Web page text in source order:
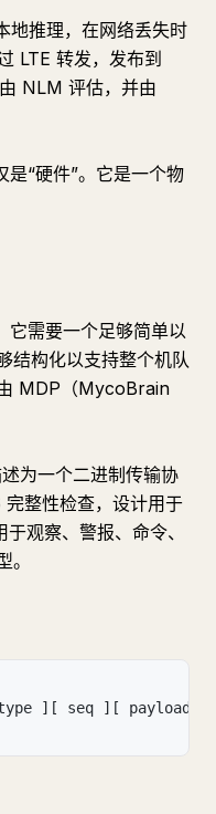
地推理，在网络丢失时
LTE 转发，发布到
NLM 评估，并由
“硬件”。它是一个物
需要一个足够简单以
结构化以支持整个机队
MDP（MycoBrain
为一个二进制传输协
整性检查，设计用于
观察、警报、命令、
] [ seq ] [